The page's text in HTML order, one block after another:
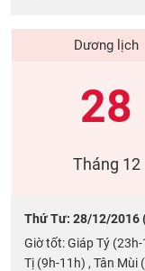
Dương lịch
28
Tháng 12
Thứ Tư: 28/12/2016
Giờ tốt: Giáp Tý
Tị (9h-11h) , Tân Mùi